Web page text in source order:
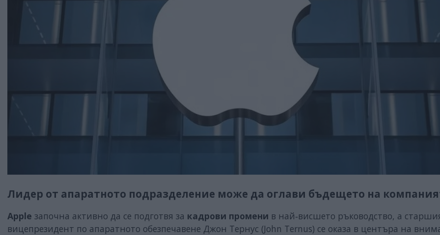
Лидер от апаратното подразделение може да оглави бъдещето на
Apple започна активно да се подготвя за кадрови промени в най‑висшето ръководство, а
вицепрезидент по апаратното обезпечавене Джон Тернус (John Ternus) се оказа в центъра на